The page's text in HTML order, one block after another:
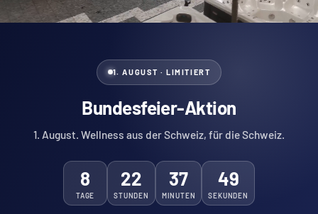
1. AUGUST · LIMITIERT
Bundesfeier-Aktion
1. August. Wellness aus der Schweiz, für die Schweiz.
8
TAGE
22
STUNDEN
37
MINUTEN
46
SEKUNDEN